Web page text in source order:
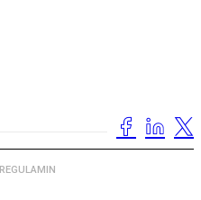
REGULAMIN